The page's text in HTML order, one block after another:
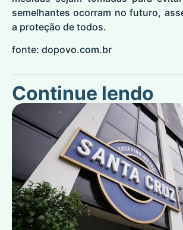
semelhantes ocorram no futuro,
a proteção de todos.
fonte: dopovo.com.br
Continue lendo